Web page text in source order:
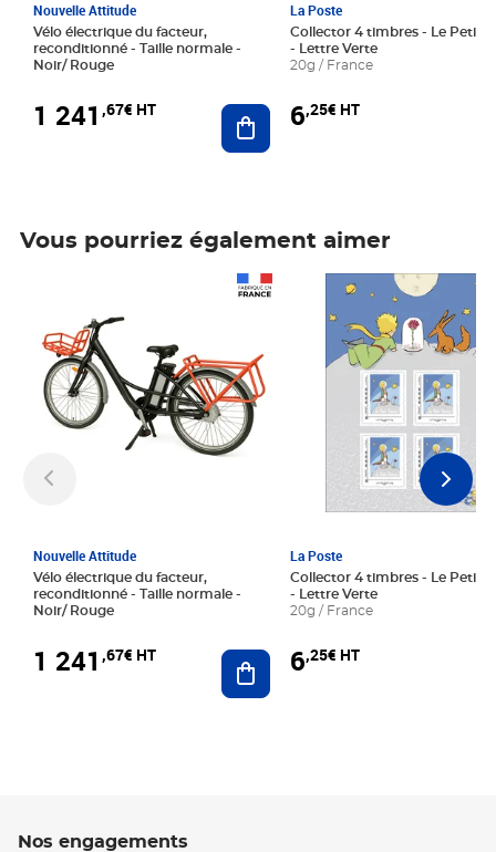
Nouvelle Attitude
Vélo électrique du facteur,
reconditionné - Taille normale -
Noir/ Rouge
1 241 ,67€ HT Ajouter au panier
La Poste
Collector 4 timbres - Le Petit
- Lettre Verte
20g / France
6,25€ HT
Vous pourriez également aimer
Nouvelle Attitude
Vélo électrique du facteur,
reconditionné - Taille normale -
Noir/ Rouge
1 241 ,67€ HT Ajouter au panier
La Poste
Collector 4 timbres - Le Petit
- Lettre Verte
20g / France
6,25€ HT
Prix 6,25€ HT
Nos engagements